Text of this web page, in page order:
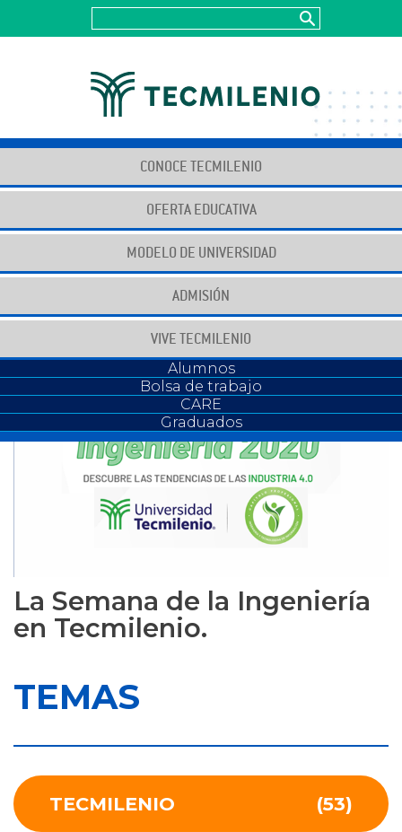
CONOCE TECMILENIO
OFERTA EDUCATIVA
MODELO DE UNIVERSIDAD
ADMISIÓN
VIVE TECMILENIO
Alumnos
Bolsa de trabajo
CARE
Graduados
Juntos construyendo
para un futuro positivo
La Semana de la Ingeniería
en Tecmilenio.
TEMAS
TECMILENIO (53)